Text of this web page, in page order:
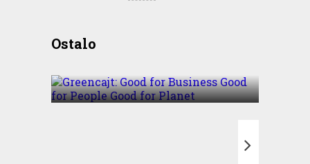
OstaloBusiness Good for People